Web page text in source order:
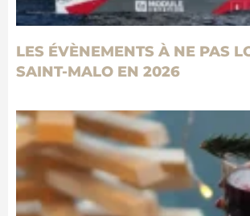
LES ÉVÈNEMENTS À NE PAS
SAINT-MALO EN 2026